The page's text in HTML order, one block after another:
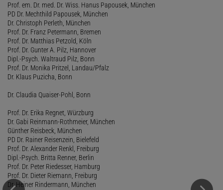
Prof. em. Dr. med. Dr. Wiss. Hanus Papousek, München
PD Dr. Mechthild Papousek, München
Dr. Christoph Perleth, München
Prof. Dr. Franz Petermann, Bremen
Prof. Dr. Matthias Petzold, Köln
Prof. Dr. Gunter A. Pilz, Hannover
Dipl.-Psych. Waltraud Pilz, Bonn
Prof. Dr. Monika Pritzel, Landau/Pfalz
Dr. Klaus Puzicha, Bonn
Dr. Claudia Quaiser-Pohl, Bonn
Prof. Dr. Erika Regnet, Würzburg
Dr. Gabi Reinmann-Rothmeier, München
Günther Reisbeck, München
PD Dr. Rainer Reisenzein, Bielefeld
Prof. Dr. Alexander Renkl, Freiburg
Dipl.-Psych. Britta Renner, Berlin
Prof. Dr. Peter Riedesser, Hamburg
Prof. Dr. Dieter Riemann, Freiburg
Dr. Heiner Rindermann, München